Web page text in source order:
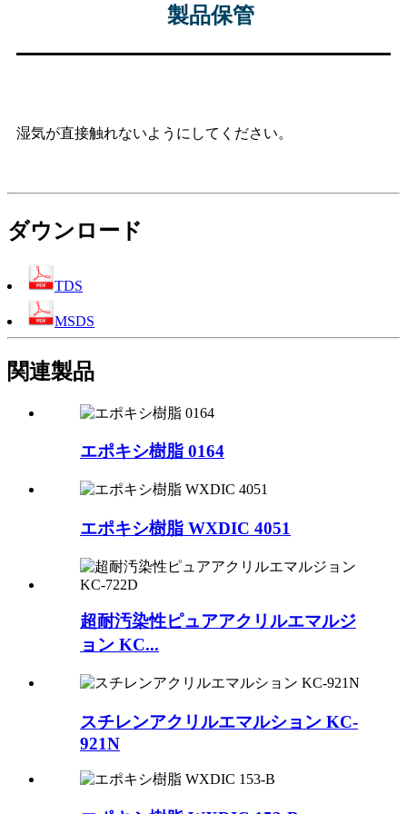
製品保管
湿気が直接触れないようにしてください。
ダウンロード
TDS
MSDS
関連製品
エポキシ樹脂 0164
エポキシ樹脂 WXDIC 4051
超耐汚染性ピュアアクリルエマルジ
ョン KC...
スチレンアクリルエマルション KC-
921N